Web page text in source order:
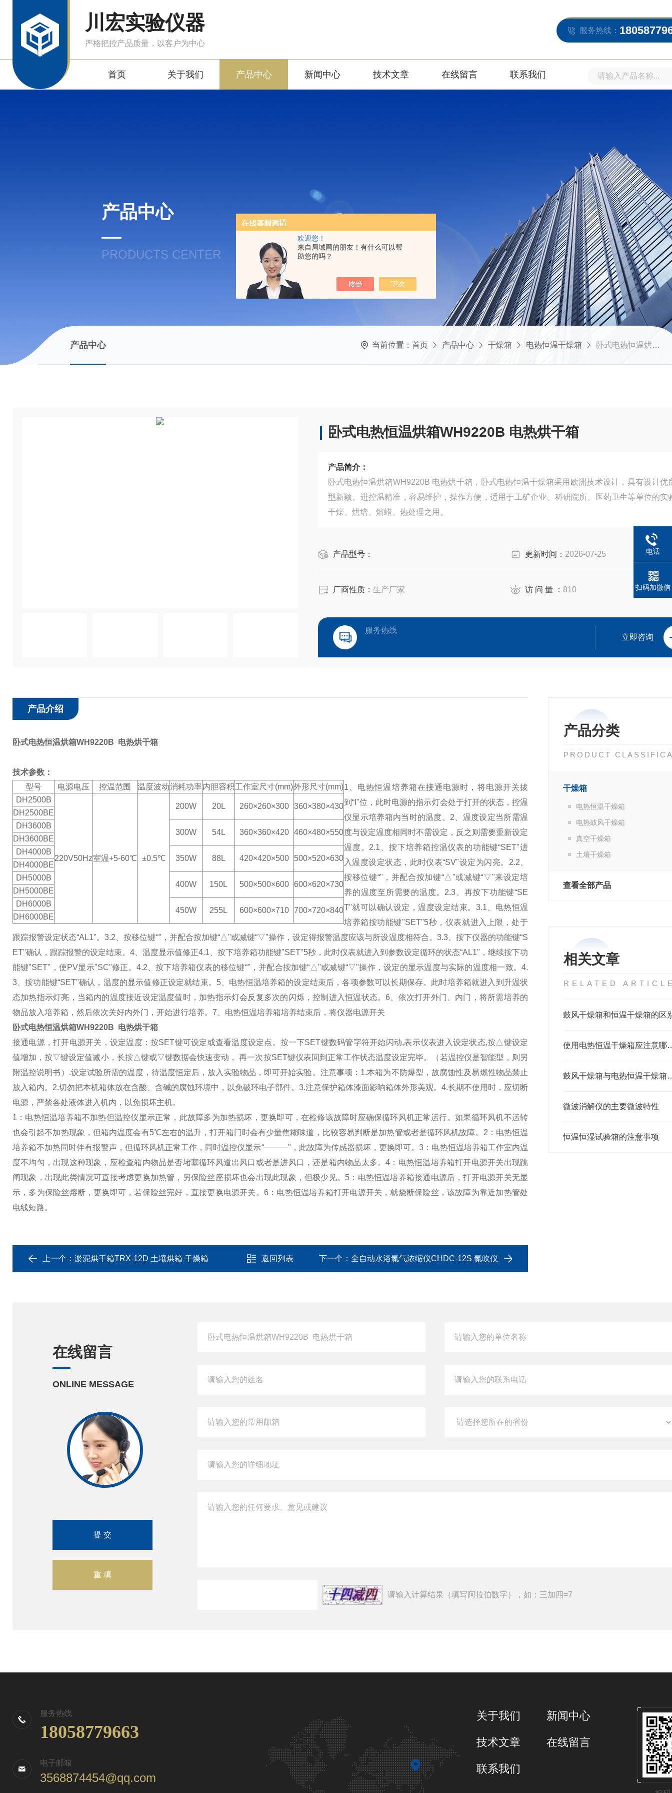
欢迎您！
来自局域网的朋友！有什么可以帮
助您的吗？
川宏实验仪器
严格把控产品质量，以客户为中心
服务热线：
首页 关于我们 产品中心 新闻中心 技术文章 在线留言 联系我们
产品中心
PRODUCTS CENTER
产品中心 当前位置： 首页 产品中心 干燥箱 电热恒温干燥箱 卧式电热恒温烘箱WH9220B 电热烘干箱
卧式电热恒温烘箱WH9220B 电热烘干箱
产品简介：
卧式电热恒温烘箱WH9220B 电热烘干箱，卧式电热恒温干燥箱采用欧洲技术设计，具有设计优良，造
型新颖。进控温精准，容易维护，操作方便，适用于工矿企业、科研院所、医药卫生等单位的实
干燥、烘培、熔蜡、热处理之用。
产品型号： 更新时间： 2026-07-25
厂商性质： 生产厂家 访 问 量 ：810
服务热线
立即咨询
产品分类
PRODUCT
干燥箱
电热恒温干燥箱
电热鼓风干燥箱
真空干燥箱
土壤干燥箱
查看全部产品
相关文章
RELATED
鼓风干燥箱和恒温干燥箱的区
使用电热恒温
鼓风干燥箱
微波消解仪的主要微波特性
恒温恒湿试验箱的注意事项
产品介绍
卧式电热恒温烘箱WH9220B 电热烘干箱
技术参数：
型号
电源电压 控温范围 温度波动消耗功率内胆容积工作室尺寸(mm)外形尺寸(mm)
DH2500B
220V50Hz室温+5-60℃ ±0.5℃
200W 20L 260×260×300 360×380×430
DH2500BE
DH3600B
300W 54L 360×360×420 460×480×550
DH3600BE
DH4000B
350W 88L 420×420×500 500×520×630
DH4000BE
DH5000B
400W 150L 500×500×600 600×620×730
DH5000BE
DH6000B
450W 255L 600×600×710 700×720×840
DH6000BE
1、电热恒温培养箱在接通电源时，将电源开关拔
到“I"位，此时电源的指示灯会处于打开的状态，控温
仪显示培养箱内当时的温度。 2、温度设定当所需温
度与设定温度相同时不需设定，反之则需要重新设定
温度。 2.1、按下培养箱控温仪表的功能键“SET"进
入温度设定状态，此时仪表“SV"设定为闪亮。 2.2、
按移位键“"，并配合按加键“△"或减键“▽"来设定培
养的温度至所需要的温度。 2.3、再按下功能键“SE
T"就可以确认设定，温度设定结束。 3.1、电热恒温
培养箱按功能键"SET"5秒，仪表就进入上限，处于
跟踪报警设定状态“AL1"。3.2、按移位键“"，并配合按加键“△"或减键“▽"操作，设定得报警温度应该与所设温度相符合。 3.3、按下仪器的功能键“S
ET"确认，跟踪报警的设定结束。 4、温度显示值修正4.1、按下培养箱功能键"SET"5秒，此时仪表就进入到参数设定循环的状态“AL1"，继续按下功
能键"SET"，使PV显示"SC"修正。 4.2、按下培养箱仪表的移位键“"，并配合按加键“△"或减键“▽"操作，设定的显示温度与实际的温度相一致。4.
3、按功能键“SET"确认，温度的显示值修正设定就结束。 5、电热恒温培养箱的设定结束后，各项参数可以长期保存。此时培养箱就进入到升温状
态加热指示灯亮，当箱内的温度接近设定温度值时，加热指示灯会反复多次的闪烁，控制进入恒温状态。6、依次打开外门、内门，将所需培养的
物品放入培养箱，然后依次关好内外门，开始进行培养。 7、电热恒温培养箱培养结束后，将仪器电源开关
卧式电热恒温烘箱WH9220B 电热烘干箱
接通电源，打开电源开关，设定温度：按SET键可设定或查看温度设定点。按一下SET键数码管字符开始闪动,表示仪表进入设定状态,按△键设定
值增加，按▽键设定值减小，长按△键或▽键数据会快速变动， 再一次按SET键仪表回到正常工作状态温度设定完毕。（若温控仪是智能型，则另
附温控说明书）.设定试验所需的温度，待温度恒定后，放入实验物品，即可开始实验。 注意事项： 1.本箱为不防爆型，故腐蚀性及易燃性物品禁止
放入箱内。 2.切勿把本机箱体放在含酸、含碱的腐蚀环境中，以免破环电子部件。 3.注意保护箱体漆面影响箱体外形美观。 4.长期不使用时，应切断
电源，严禁各处液体进入机内，以免损坏主机。
1：电热恒温培养箱不加热但温控仪显示正常，此故障多为加热损坏，更换即可，在检修该故障时应确保循环风机正常运行。如果循环风机不运转
也会引起不加热现象，但箱内温度会有5℃左右的温升，打开箱门时会有少量焦糊味道，比较容易判断是加热管或者是循环风机故障。 2：电热恒温
培养箱不加热同时伴有报警声，但循环风机正常工作，同时温控仪显示“———"，此故障为传感器损坏，更换即可。3：电热恒温培养箱工作室内温
度不均匀，出现这种现象，应检查箱内物品是否堵塞循环风道出风口或者是进风口，还是箱内物品太多。4：电热恒温培养箱打开电源开关出现跳
闸现象，出现此类情况可直接考虑更换加热管，另保险丝座损坏也会出现此现象，但极少见。 5：电热恒温培养箱接通电源后，打开电源开关无显
示，多为保险丝熔断，更换即可，若保险丝完好，直接更换电源开关。 6：电热恒温培养箱打开电源开关，就烧断保险丝，该故障为靠近加热管处
电线短路。
上一个： 淤泥烘干箱TRX-12D 土壤烘箱 干燥箱 返回列表 下一个： 全自动水浴氮气浓缩仪CHDC-12S 氮吹仪
在线留言
ONLINE MESSAGE
请输入计算结果（填写阿拉伯数字），如：三加四=7
服务热线
18058779663
电子邮箱
3568874454@qq.com
关于我们 新闻中心
技术文章 在线留言
联系我们
电话
扫码加微信